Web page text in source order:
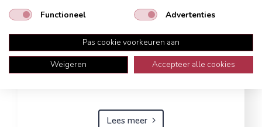
Tijdloos
Lees meer
Functioneel
Advertenties
Pas cookie voorkeuren aan
Weigeren
Accepteer alle cookies